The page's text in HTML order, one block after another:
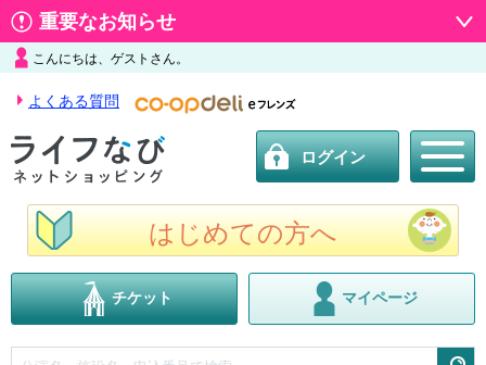
重要なお知らせ
こんにちは、ゲストさん。
よくある質問
ログイン
はじめての方へ
チケット マイページ